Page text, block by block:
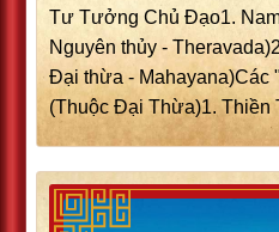
Tư Tưởng Chủ Đạo1.
Nguyên thủy -
Đại thừa - Mahayana)Các
(Thuộc Đại Thừa)1. Thiền